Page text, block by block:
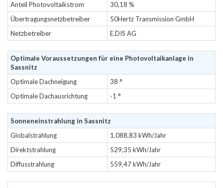
Anteil Photovoltaikstrom
30,18 %
Übertragungsnetzbetreiber
50Hertz Transmission GmbH
Netzbetreiber
E.DIS AG
Optimale Voraussetzungen für eine Photovoltaikanlage in
Sassnitz
Optimale Dachneigung
38 °
Optimale Dachausrichtung
-1 °
Sonneneinstrahlung in Sassnitz
Globalstrahlung
1.088,83 kWh/Jahr
Direktstrahlung
529,35 kWh/Jahr
Diffusstrahlung
559,47 kWh/Jahr